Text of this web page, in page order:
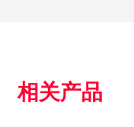
相关产品